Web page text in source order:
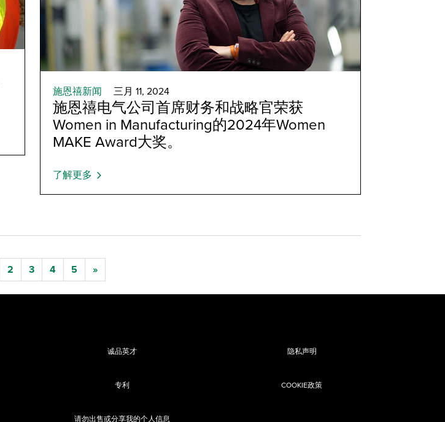
施恩禧新闻 三月 11, 2024
施恩禧电气公司首席财务和战略官荣获
Women in Manufacturing的2024年Women
MAKE Award大奖。
了解更多
2 3 4 5 »
诚品英才
专利
隐私声明
COOKIE政策
请勿出售或分享我的个人信息